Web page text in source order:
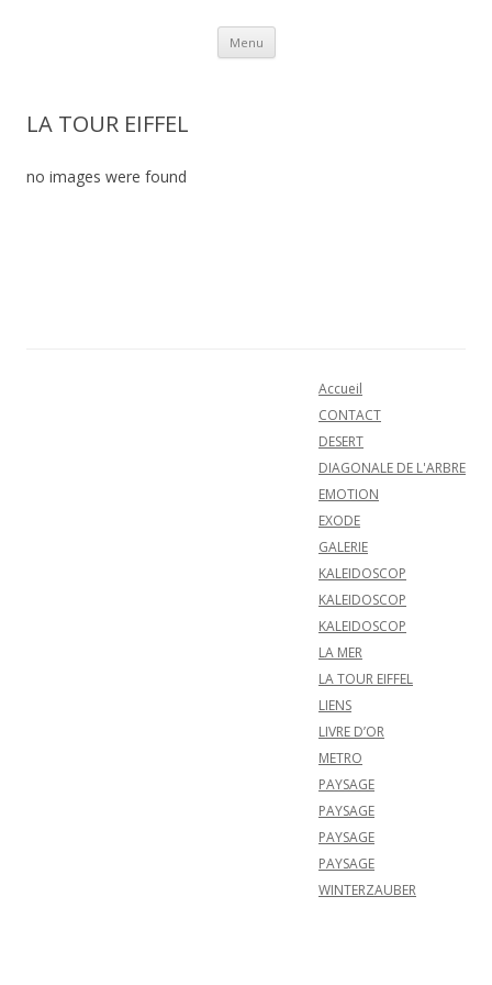
Menu Aller au contenu
LA TOUR EIFFEL
no images were found
Accueil
CONTACT
DESERT
DIAGONALE DE L'ARBRE
EMOTION
EXODE
GALERIE
KALEIDOSCOP
KALEIDOSCOP
KALEIDOSCOP
LA MER
LA TOUR EIFFEL
LIENS
LIVRE D’OR
METRO
PAYSAGE
PAYSAGE
PAYSAGE
PAYSAGE
WINTERZAUBER